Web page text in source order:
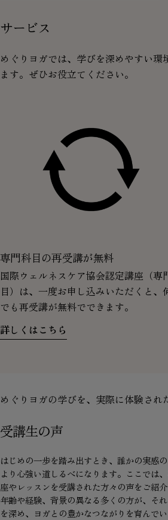
サービス
めぐりヨガでは、学びを深めやすい環
ます。ぜひお役立てください。
専門科目の再受講が無料
国際ウェルネスケア協会認定講座（専
目）は、一度お申し込みいただくと、
でも再受講が無料でできます。
詳しくはこちら
めぐりヨガの学びを、実際に体験され
受講生の声
はじめの一歩を踏み出すとき、誰かの実感
より心強い道しるべになります。ここでは
座やレッスンを受講された方々の声をご紹介
年齢や経験、背景の異なる多くの方が、そ
を深め、ヨガとの豊かなつながりを育んで